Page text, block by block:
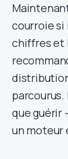
courroie si
chiffres et
parcourus.
que guérir
un moteur